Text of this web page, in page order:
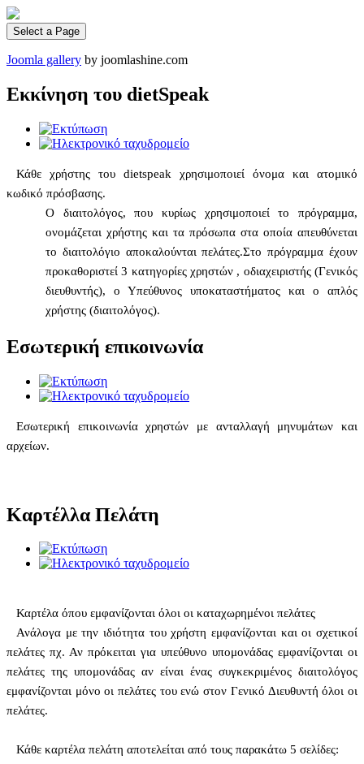
Select a Page
Joomla gallery by joomlashine.com
Eκκίνηση του dietSpeak
Κάθε χρήστης του dietspeak χρησιμοποιεί όνομα και ατομικό
κωδικό πρόσβασης.
Ο διαιτολόγος, που κυρίως χρησιμοποιεί το πρόγραμμα,
ονομάζεται χρήστης και τα πρόσωπα στα οποία απευθύνεται
το διαιτολόγιο αποκαλούνται πελάτες.Στο πρόγραμμα έχουν
προκαθοριστεί 3 κατηγορίες χρηστών , οδιαχειριστής (Γενικός
διευθυντής), ο Υπεύθυνος υποκαταστήματος και ο απλός
χρήστης (διαιτολόγος).
Εσωτερική επικοινωνία
Εσωτερική επικοινωνία χρηστών με ανταλλαγή μηνυμάτων και
αρχείων.
Καρτέλλα Πελάτη
Καρτέλα όπου εμφανίζονται όλοι οι καταχωρημένοι πελάτες
Ανάλογα με την ιδιότητα του χρήστη εμφανίζονται και οι σχετικοί
πελάτες πχ. Αν πρόκειται για υπεύθυνο υπομονάδας εμφανίζονται οι
πελάτες της υπομονάδας αν είναι ένας συγκεκριμένος διαιτολόγος
εμφανίζονται μόνο οι πελάτες του ενώ στον Γενικό Διευθυντή όλοι οι
πελάτες.
Κάθε καρτέλα πελάτη αποτελείται από τους παρακάτω 5 σελίδες: